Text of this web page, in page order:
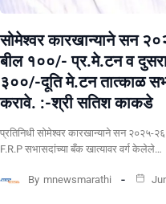
सोमेश्वर कारखान्याने सन
बील १००/- प्र.मे.टन व
३००/-दूति मे.टन तात्काळ
करावे. :-श्री सतिश काकडे
प्रतिनिधी सोमेश्वर कारखान्याने सन २०२५-
F.R.P सभासदांच्या बँक खात्यावर वर्ग केलेले…
By mnewsmarathi